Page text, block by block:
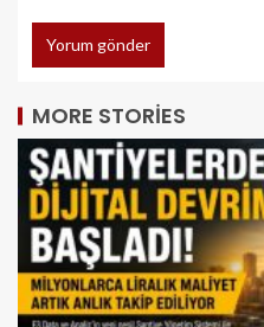
MORE STORIES